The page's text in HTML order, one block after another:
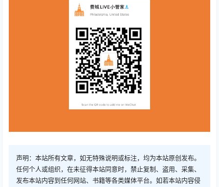
声明：本站所有文章，如无特殊说明或标注，均为本站原创发布。
任何个人或组织，在未征得本站同意时，禁止复制、盗用、采集、
发布本站内容到任何网站、书籍等各类媒体平台。如若本站内容侵